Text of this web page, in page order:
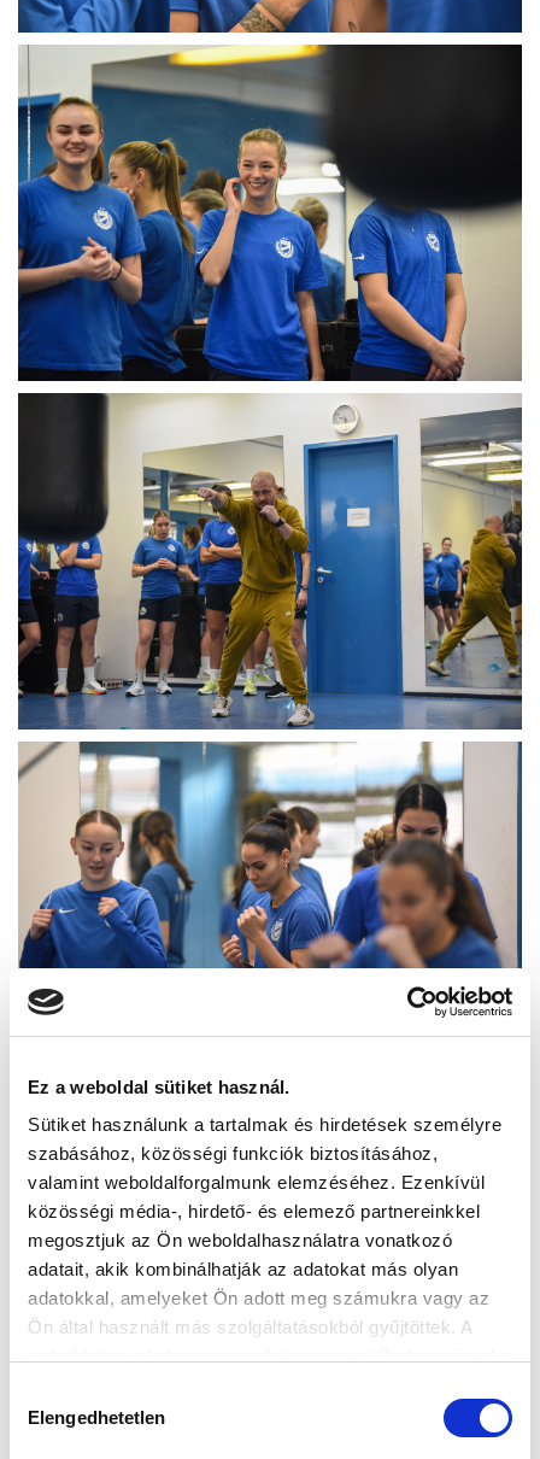
Ez a weboldal sütiket használ.
Sütiket használunk a tartalmak és hirdetések személyre
szabásához, közösségi funkciók biztosításához,
valamint weboldalforgalmunk elemzéséhez. Ezenkívül
közösségi média-, hirdető- és elemező partnereinkkel
megosztjuk az Ön weboldalhasználatra vonatkozó
adatait, akik kombinálhatják az adatokat más olyan
adatokkal, amelyeket Ön adott meg számukra vagy az
Ön által használt más szolgáltatásokból gyűjtöttek. A
kiválasztása
Elengedhetetlen